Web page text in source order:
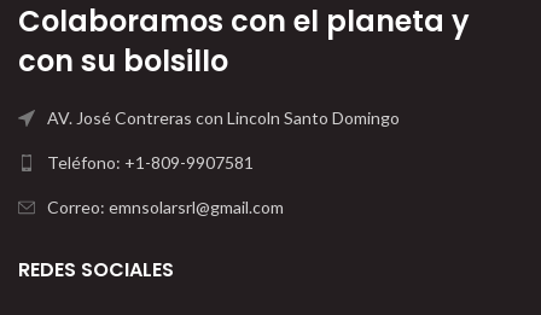
Colaboramos con el planeta y
con su bolsillo
AV. José Contreras con Lincoln Santo Domingo
Teléfono: +1-809-9907581
Correo: emnsolarsrl@gmail.com
REDES SOCIALES